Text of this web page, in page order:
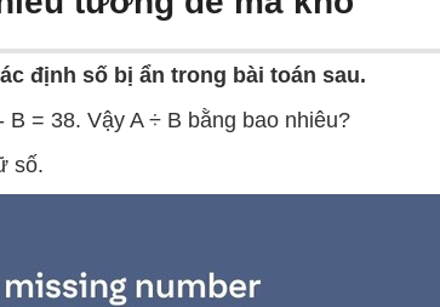
định số bị ẩn trong bài toán sau.
B = 38. Vậy A ÷ B bằng bao nhiêu?
số.